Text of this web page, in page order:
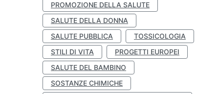
PROMOZIONE DELLA SALUTE
SALUTE DELLA DONNA
SALUTE PUBBLICA
TOSSICOLOGIA
STILI DI VITA
PROGETTI EUROPEI
SALUTE DEL BAMBINO
SOSTANZE CHIMICHE